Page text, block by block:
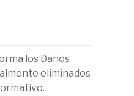
los Daños
eliminados